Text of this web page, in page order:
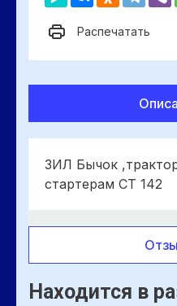
Распечатать
ЗИЛ Бычок
стартерам СТ 142
Находится в